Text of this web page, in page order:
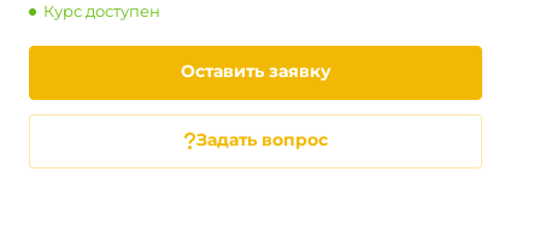
Курс доступен
Оставить заявку
Задать вопрос